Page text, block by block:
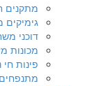
מתקנים
גימיקים
דוכני
מכונות
פינות חי
מתנפחים